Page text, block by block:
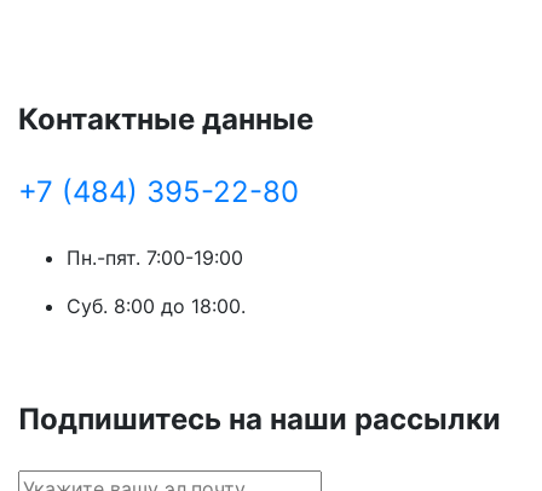
Контактные данные
+7 (484) 395-22-80
Пн.-пят. 7:00-19:00
Суб. 8:00 до 18:00.
Подпишитесь на наши рассылки